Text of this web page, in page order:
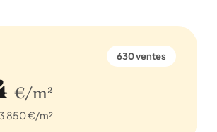
630 ventes
€/m²
850 €/m²